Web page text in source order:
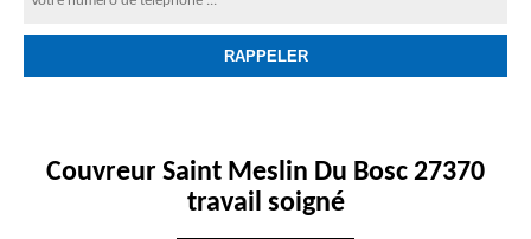
Couvreur Saint Meslin Du Bosc 27370
travail soigné